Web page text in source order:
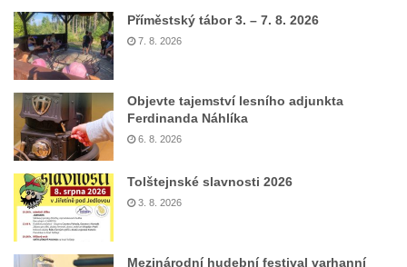
Příměstský tábor 3. – 7. 8. 2026
7. 8. 2026
Objevte tajemství lesního adjunkta
Ferdinanda Náhlíka
6. 8. 2026
Tolštejnské slavnosti 2026
3. 8. 2026
Mezinárodní hudební festival varhanní